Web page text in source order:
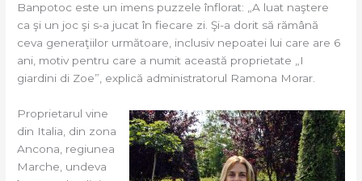
Banpotoc este un imens puzzele înflorat: „A luat naştere
ca şi un joc şi s-a jucat în fiecare zi. Şi-a dorit să rămână
ceva generaţiilor următoare, inclusiv nepoatei lui care are 6
ani, motiv pentru care a numit această proprietate „I
giardini di Zoe”, explică administratorul Ramona Morar.
Proprietarul vine
din Italia, din zona
Ancona, regiunea
Marche, undeva